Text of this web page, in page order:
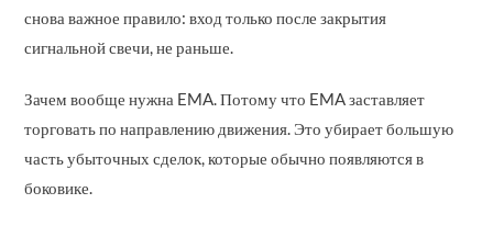
снова важное правило: вход только после закрытия
сигнальной свечи, не раньше.
Зачем вообще нужна EMA. Потому что EMA заставляет
торговать по направлению движения. Это убирает большую
часть убыточных сделок, которые обычно появляются в
боковике.